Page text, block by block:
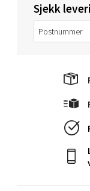
Sjekk
Folke
Åpent i dag
0 i butikk
Oppdal